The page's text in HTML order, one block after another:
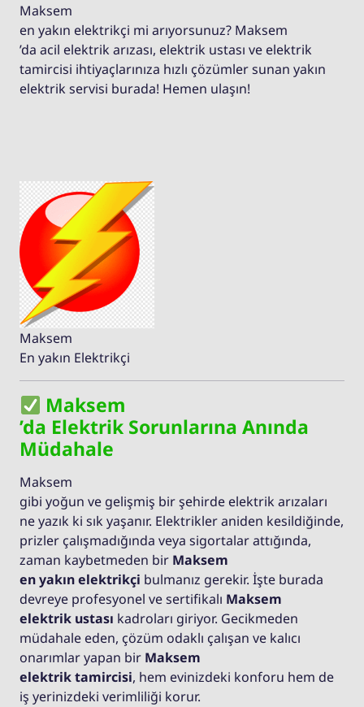
Maksem
en yakın elektrikçi mi arıyorsunuz? Maksem
’da acil elektrik arızası, elektrik ustası ve elektrik
tamircisi ihtiyaçlarınıza hızlı çözümler sunan yakın
elektrik servisi burada! Hemen ulaşın!
Maksem
En yakın Elektrikçi
Maksem
’da Elektrik Sorunlarına Anında
Müdahale
Maksem
gibi yoğun ve gelişmiş bir şehirde elektrik arızaları
ne yazık ki sık yaşanır. Elektrikler aniden kesildiğinde,
prizler çalışmadığında veya sigortalar attığında,
zaman kaybetmeden bir Maksem
en yakın elektrikçi bulmanız gerekir. İşte burada
devreye profesyonel ve sertifikalı Maksem
elektrik ustası kadroları giriyor. Gecikmeden
müdahale eden, çözüm odaklı çalışan ve kalıcı
onarımlar yapan bir Maksem
elektrik tamircisi, hem evinizdeki konforu hem de
iş yerinizdeki verimliliği korur.